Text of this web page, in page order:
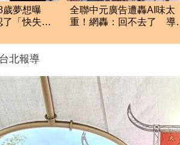
歲夢想曝
「快失去
全聯中元廣告遭轟AI味太
重！網轟：回不去了 導
北報導